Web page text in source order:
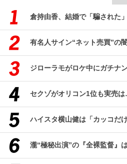
倉持由香、結婚で「騙された
有名人サイン“ネット売買”の闇
ジローラモがロケ中にガチナ
セクゾがオリコン1位も実売
ハイスタ横山健は「カッコだけ
瀧“極秘出演”の『全裸監督』